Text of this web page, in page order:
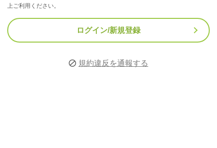
上ご利用ください。
ログイン/新規登録
規約違反を通報する